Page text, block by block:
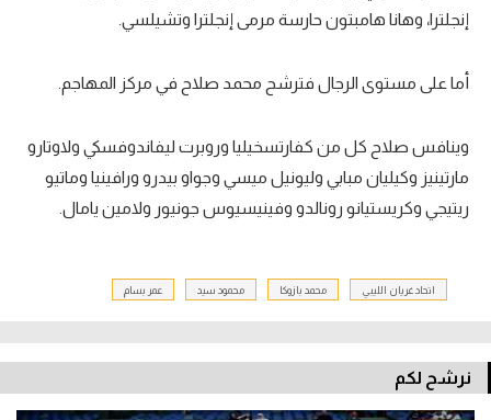
إنجلترا، وهانا هامبتون حارسة مرمى إنجلترا وتشيلسي.
أما على مستوى الرجال فترشح محمد صلاح في مركز المهاجم.
وينافس صلاح كل من كفارتسخيليا وروبرت ليفاندوفسكي ولاوتارو
مارتينيز وكيليان مبابي وليونيل ميسي وجواو بيدرو ورافينيا وماتيو
ريتيجي وكريستيانو رونالدو وفينيسيوس جونيور ولامين يامال.
اتحاد غريان الليبي محمد بازوكا محمود سيد عمر بسام
نرشح لكم